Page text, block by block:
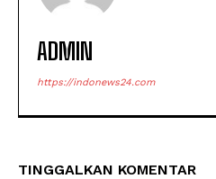
ADMIN
https://indonews24.com
TINGGALKAN KOMENTAR